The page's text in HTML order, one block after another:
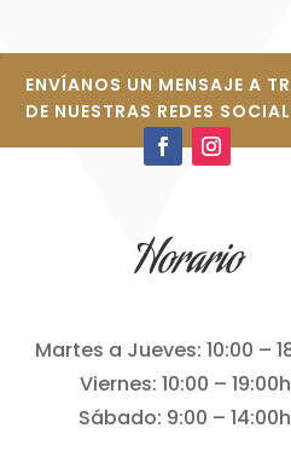
ENVÍANOS UN MENSAJE A
DE NUESTRAS REDES
Horario
Martes a Jueves: 10:00 –
Viernes: 10:00 –
Sábado: 9:00 –